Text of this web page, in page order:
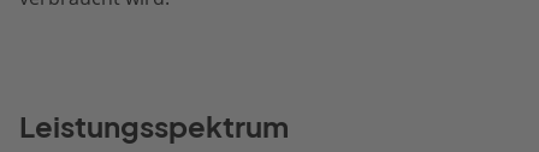
Leistungsspektrum